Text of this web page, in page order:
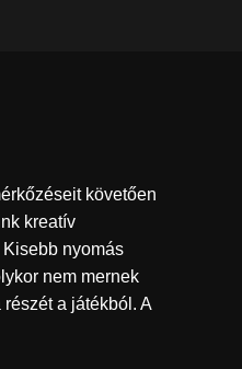
követően
kreatív
nyomás
nem mernek
a játékból. A